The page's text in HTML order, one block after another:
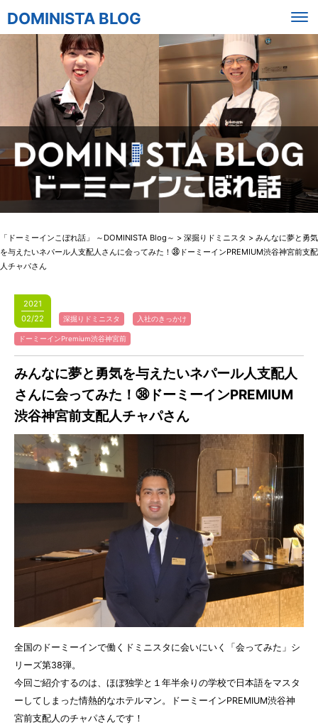
DOMINISTA BLOG
「ドーミーインこぼれ話」 ～DOMINISTA Blog～ > 深掘りドミニスタ > みんなに夢と勇気
を与えたいネパール人支配人さんに会ってみた！㊳ドーミーインPREMIUM渋谷神宮前支配
人チャパさん
2021
02/22
深掘りドミニスタ 入社のきっかけ
ドーミーインPremium渋谷神宮前
みんなに夢と勇気を与えたいネパール人支配人
さんに会ってみた！㊳ドーミーインPREMIUM
渋谷神宮前支配人チャパさん
全国のドーミーインで働くドミニスタに会いにいく「会ってみた」シ
リーズ第38弾。
今回ご紹介するのは、ほぼ独学と１年半余りの学校で日本語をマスタ
ーしてしまった情熱的なホテルマン。ドーミーインPREMIUM渋谷神
宮前支配人のチャパさんです！